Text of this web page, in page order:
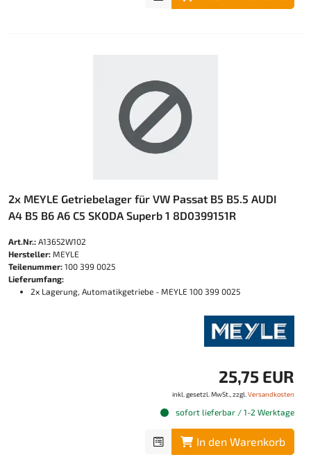
2x MEYLE Getriebelager für VW Passat B5 B5.5 AUDI
A4 B5 B6 A6 C5 SKODA Superb 1 8D0399151R
Art.Nr.: A13652W102
Hersteller: MEYLE
Teilenummer: 100 399 0025
Lieferumfang:
2x Lagerung, Automatikgetriebe - MEYLE 100 399 0025
25,75 EUR
inkl. gesetzl. MwSt., zzgl. Versandkosten
sofort lieferbar / 1-2 Werktage
In den Warenkorb